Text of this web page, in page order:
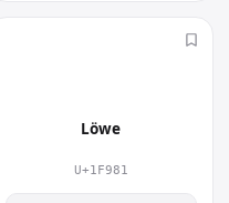
Löwe
U+1F981